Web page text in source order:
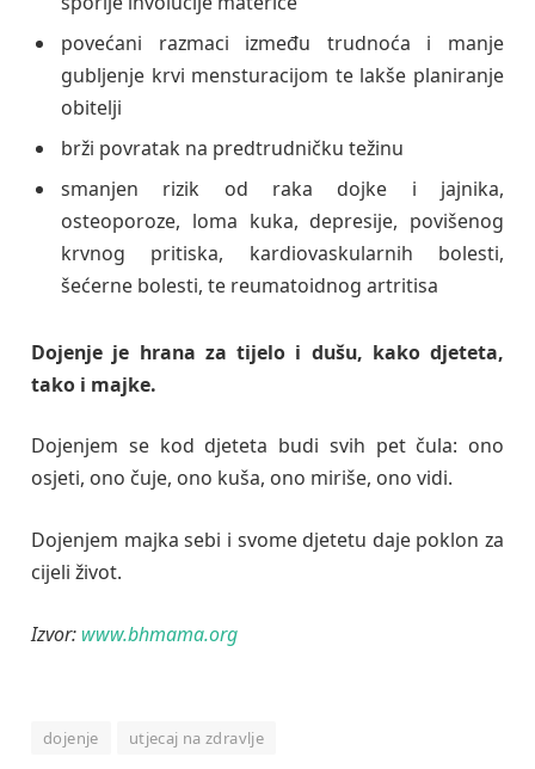
povećani razmaci između trudnoća i manje
gubljenje krvi mensturacijom te lakše planiranje
obitelji
brži povratak na predtrudničku težinu
smanjen rizik od raka dojke i jajnika,
osteoporoze, loma kuka, depresije, povišenog
krvnog pritiska, kardiovaskularnih bolesti,
šećerne bolesti, te reumatoidnog artritisa
Dojenje je hrana za tijelo i dušu, kako djeteta,
tako i majke.
Dojenjem se kod djeteta budi svih pet čula: ono
osjeti, ono čuje, ono kuša, ono miriše, ono vidi.
Dojenjem majka sebi i svome djetetu daje poklon za
cijeli život.
Izvor: www.bhmama.org
dojenje utjecaj na zdravlje